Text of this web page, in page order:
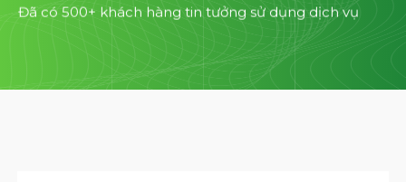
Đã có 500+ khách hàng tin tưởng sử dụng dịch vụ